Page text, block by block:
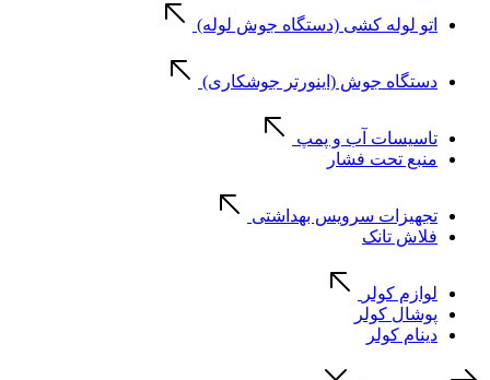
اتو لوله کشی (دستگاه جوش لوله)
دستگاه جوش (اینورتر جوشکاری)
تاسیسات آب و پمپ
منبع تحت فشار
تجهیزات سرویس بهداشتی
فلاش تانک
لوازم کولر
پوشال کولر
دینام کولر